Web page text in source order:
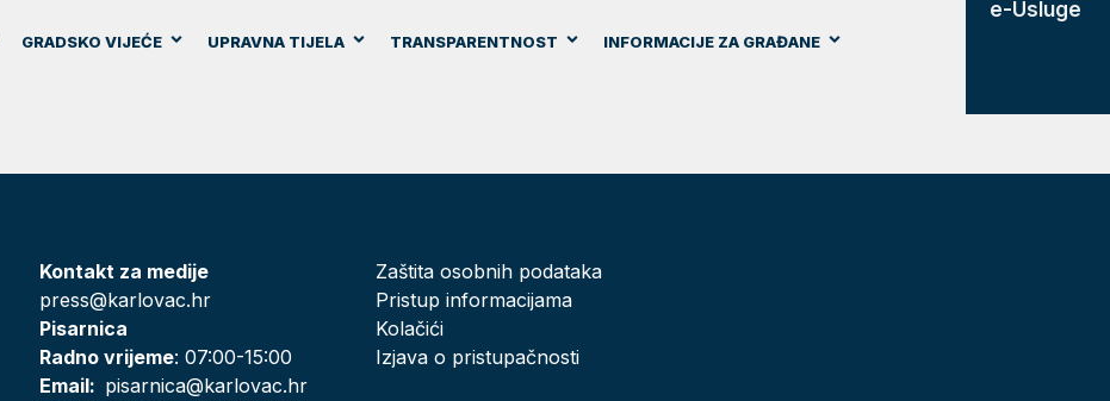
GRADSKO VIJEĆE UPRAVNA TIJELA TRANSPARENTNOST
INFORMACIJE ZA GRAĐANE
e-Usluge
Kontakt za medije
press@karlovac.hr
Pisarnica
Radno vrijeme: 07:00-15:00
Email: pisarnica@karlovac.hr
Zaštita osobnih podataka
Pristup informacijama
Kolačići
Izjava o pristupačnosti